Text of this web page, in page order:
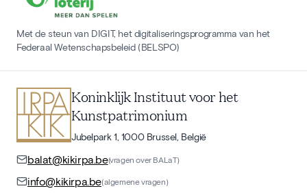
Met de steun van DIGIT, het digitaliseringsprogramma van het
Federaal Wetenschapsbeleid (BELSPO)
Koninklijk Instituut voor het
Kunstpatrimonium
Jubelpark 1, 1000 Brussel, België
balat@kikirpa.be(vragen over BALaT)
info@kikirpa.be(algemene vragen)